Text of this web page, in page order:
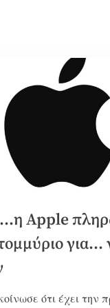
Apple
για…
ότι έχει την